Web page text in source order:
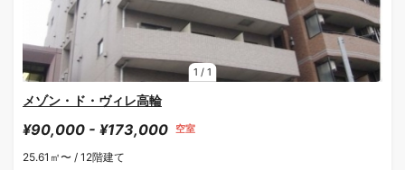
1 / 1
メゾン・ド・ヴィレ高輪
¥90,000 - ¥173,000 空室
25.61㎡〜 / 12階建て